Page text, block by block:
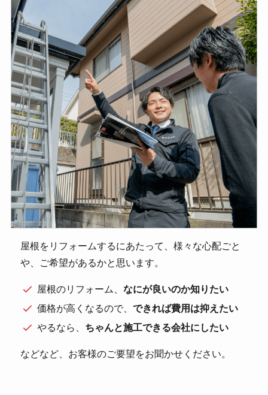
屋根をリフォームするにあたって、様々な心配ごと
や、ご希望があるかと思います。
屋根のリフォーム、なにが良いのか知りたい
価格が高くなるので、できれば費用は抑えたい
やるなら、 ちゃんと施工できる会社にしたい
などなど、お客様のご要望をお聞かせください。